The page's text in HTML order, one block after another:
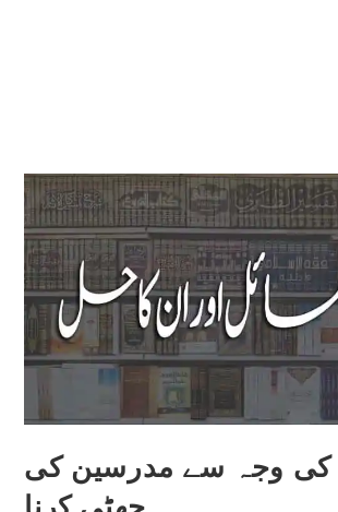
کی وجہ سے مدرسین کی